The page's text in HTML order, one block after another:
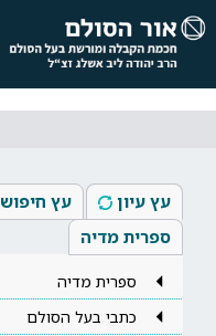
עץ עיון עץ חיפוש
ספרית מדיה
ספרית מדיה
כתבי בעל הסולם